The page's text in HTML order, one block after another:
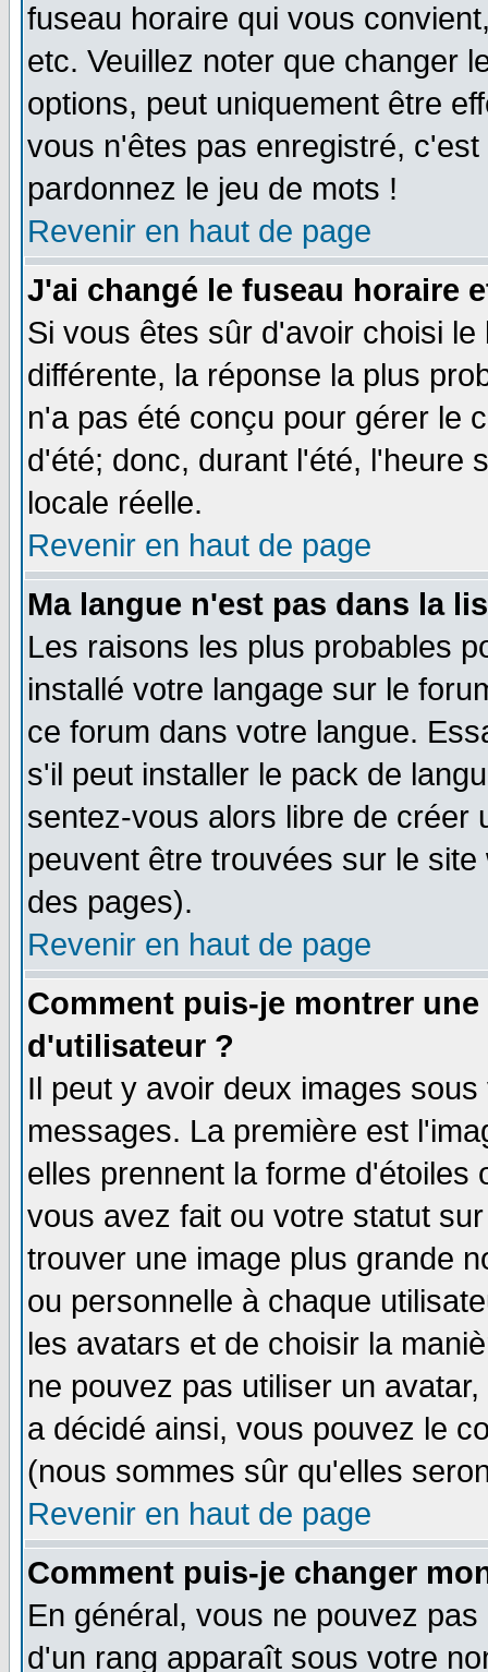
fuseau horaire qui vous
etc. Veuillez noter que changer
options, peut uniquement être
vous n'êtes pas enregistré,
pardonnez le jeu de mots !
Revenir en haut de page
J'ai changé le fuseau horaire
Si vous êtes sûr d'avoir choisi
différente, la réponse la plus
n'a pas été conçu pour gérer le
d'été; donc, durant l'été, l'heure
locale réelle.
Revenir en haut de page
Ma langue n'est pas dans la
Les raisons les plus probables
installé votre langage sur le
ce forum dans votre langue.
s'il peut installer le pack de
sentez-vous alors libre de créer
peuvent être trouvées sur le
des pages).
Revenir en haut de page
Comment puis-je montrer
d'utilisateur ?
Il peut y avoir deux images
messages. La première est
elles prennent la forme d'étoiles
vous avez fait ou votre statut
trouver une image plus grande
ou personnelle à chaque
les avatars et de choisir la
ne pouvez pas utiliser un
a décidé ainsi, vous pouvez le
(nous sommes sûr qu'elles
Revenir en haut de page
Comment puis-je changer
En général, vous ne pouvez
d'un rang apparaît sous votre